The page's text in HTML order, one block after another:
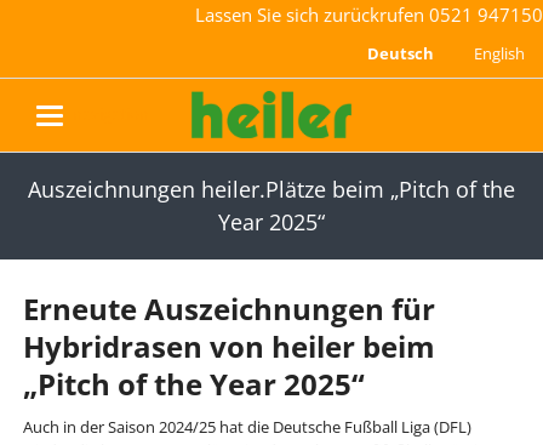
Lassen Sie sich zurückrufen 0521 947150
Deutsch English
Auszeichnungen heiler.Plätze beim „Pitch of the
Year 2025“
Erneute Auszeichnungen für
Hybridrasen von heiler beim
„Pitch of the Year 2025“
Auch in der Saison 2024/25 hat die Deutsche Fußball Liga (DFL)